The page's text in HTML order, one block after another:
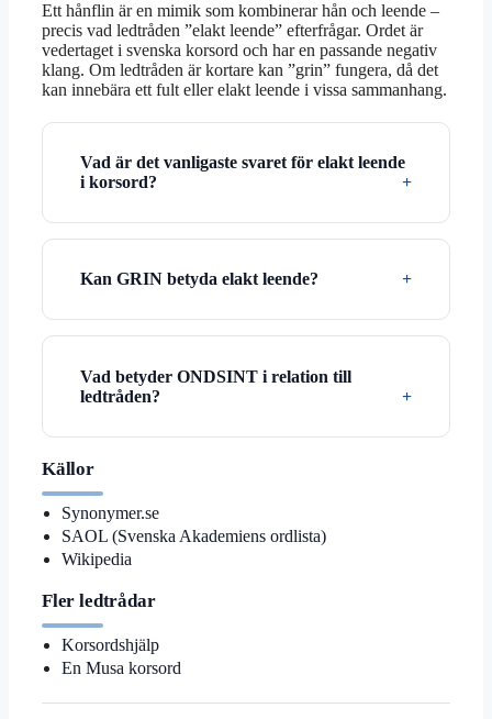
Ett hånflin är en mimik som kombinerar hån och leende –
precis vad ledtråden ”elakt leende” efterfrågar. Ordet är
vedertaget i svenska korsord och har en passande negativ
klang. Om ledtråden är kortare kan ”grin” fungera, då det
kan innebära ett fult eller elakt leende i vissa sammanhang.
Vad är det vanligaste svaret för elakt leende
i korsord?
Kan GRIN betyda elakt leende?
Vad betyder ONDSINT i relation till
ledtråden?
Källor
Synonymer.se
SAOL (Svenska Akademiens ordlista)
Wikipedia
Fler ledtrådar
Korsordshjälp
En Musa korsord